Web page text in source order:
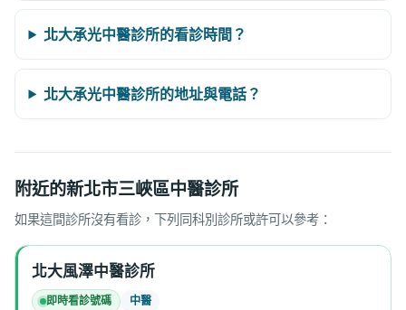
北大承光中醫診所的看診時間？
北大承光中醫診所的地址與電話？
附近的新北市三峽區中醫診所
如果這間診所沒有看診，下列同科別診所或許可以參考：
北大風澤中醫診所
即時看診號碼 中醫